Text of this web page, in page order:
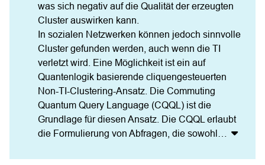
was sich negativ auf die Qualität der erzeugten
Cluster auswirken kann.
In sozialen Netzwerken können jedoch sinnvolle
Cluster gefunden werden, auch wenn die TI
verletzt wird. Eine Möglichkeit ist ein auf
Quantenlogik basierende cliquengesteuerten
Non-TI-Clustering-Ansatz. Die Commuting
Quantum Query Language (CQQL) ist die
Grundlage für diesen Ansatz. Die CQQL erlaubt
die Formulierung von Abfragen, die sowohl